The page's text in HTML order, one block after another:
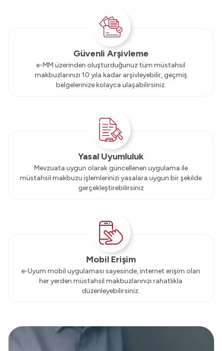
Güvenli Arşivleme
e-MM üzerinden oluşturduğunuz tüm müstahsil
makbuzlarınızı 10 yıla kadar arşivleyebilir, geçmiş
belgelerinize kolayca ulaşabilirsiniz.
Yasal Uyumluluk
Mevzuata uygun olarak güncellenen uygulama ile
müstahsil makbuzu işlemlerinizi yasalara uygun bir şekilde
gerçekleştirebilirsiniz
Mobil Erişim
e-Uyum mobil uygulaması sayesinde, internet erişim olan
her yerden müstahsil makbuzlarınızı rahatlıkla
düzenleyebilirsiniz.